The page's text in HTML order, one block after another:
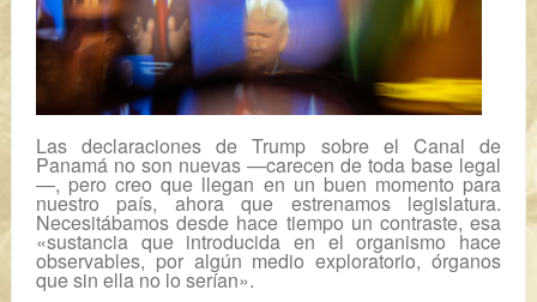
Las declaraciones deTrump sobre el Canal de
Panamá no son nuevas —carecen de toda base legal
—, pero creo que llegan en un buen momento para
nuestro país, ahora que estrenamos legislatura.
Necesitábamos desde hace tiempo un contraste, esa
«sustancia que introducida en el organismo hace
observables, por algún medio exploratorio, órganos
que sin ella no lo serían».